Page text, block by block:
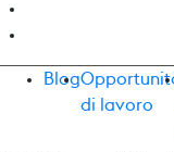
Blog
di lavoro